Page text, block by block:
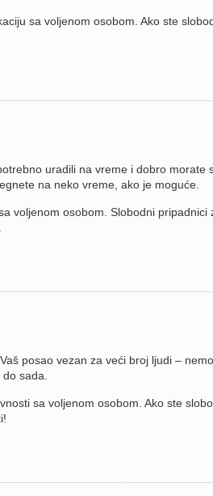
sa voljenom osobom. Ako ste
uradili na vreme i dobro morate
na neko vreme, ako je moguće.
voljenom osobom. Slobodni pripadnici
posao vezan za veći broj ljudi –
sada.
sa voljenom osobom. Ako ste